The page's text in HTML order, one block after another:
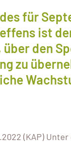
für
ist
über den
zu
(KAP)